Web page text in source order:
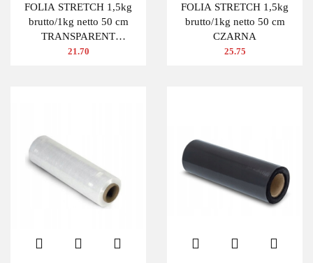
FOLIA STRETCH 1,5kg
brutto/1kg netto 50 cm
TRANSPARENT
BEZBARWNA
21.70
FOLIA STRETCH 1,5kg
brutto/1kg netto 50 cm
CZARNA
25.75